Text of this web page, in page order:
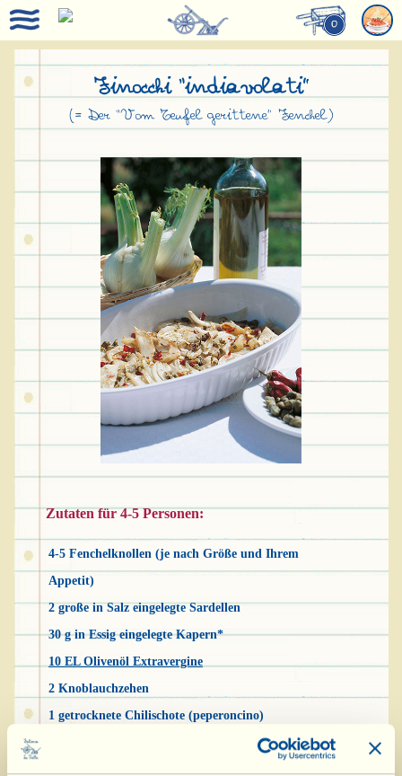
0
Finocchi “indiavolati”
(= Der “Vom Teufel gerittene” Fenchel)
Zutaten für 4-5 Personen:
4-5 Fenchelknollen (je nach Größe und Ihrem
Appetit)
2 große in Salz eingelegte Sardellen
30 g in Essig eingelegte Kapern*
10 EL Olivenöl Extravergine
2 Knoblauchzehen
1 getrocknete Chilischote (peperoncino)